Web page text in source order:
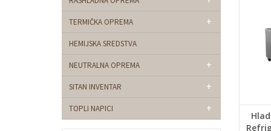
TERMIČKA OPREMA +
HEMIJSKA SREDSTVA
NEUTRALNA OPREMA +
SITAN INVENTAR +
TOPLI NAPICI +